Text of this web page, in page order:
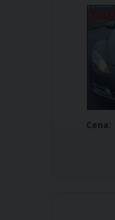
Cena: